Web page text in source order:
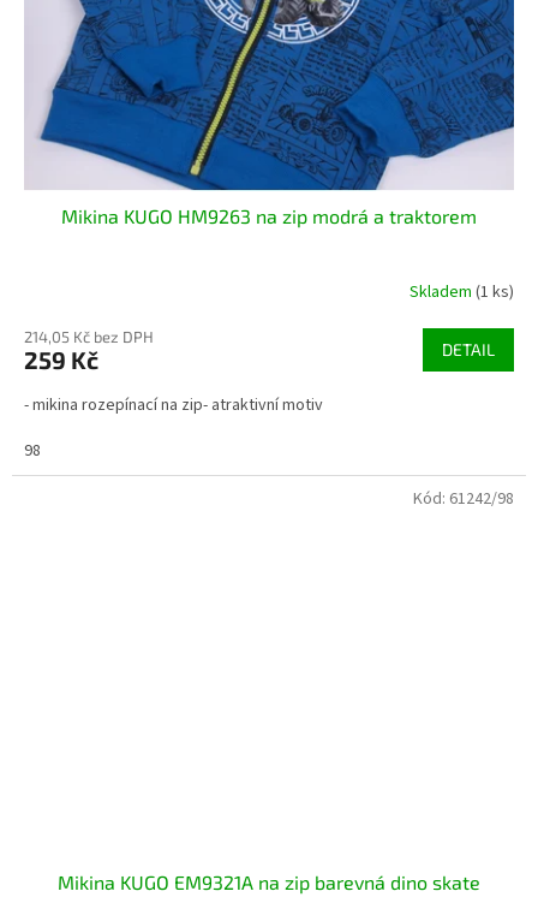
Mikina KUGO HM9263 na zip modrá a traktorem
Skladem (1 ks)
214,05 Kč bez DPH
259 Kč DETAIL
- mikina rozepínací na zip- atraktivní motiv
98
Mikina KUGO EM9321A na zip barevná dino skate
Kód: 61242/98